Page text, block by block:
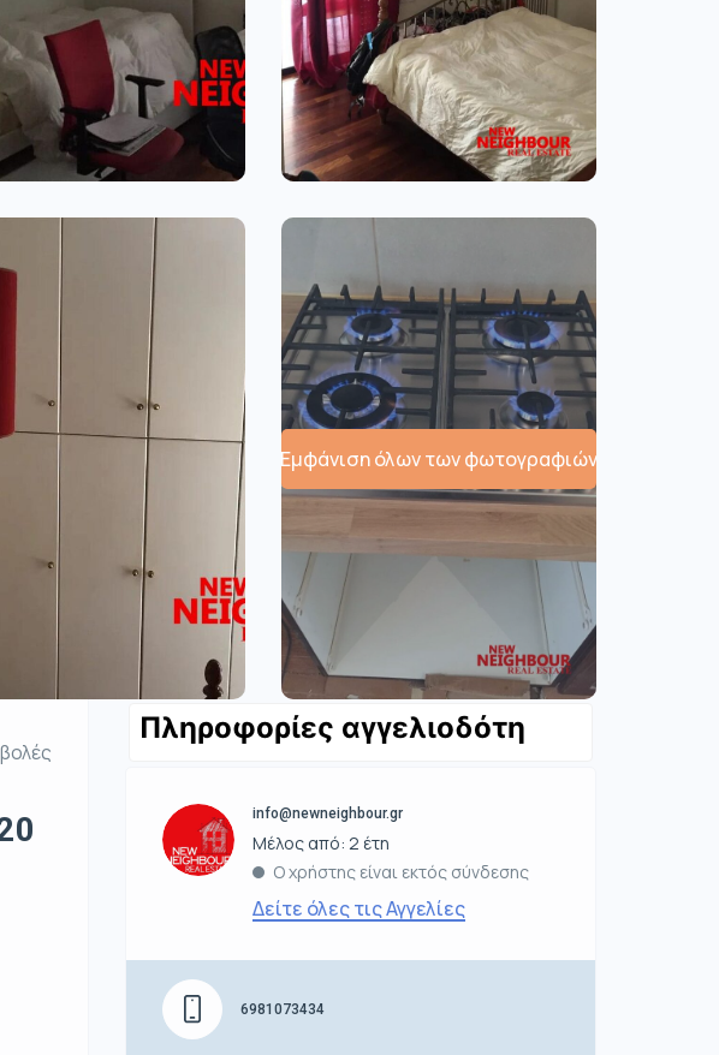
Εμφάνιση όλων των φωτογραφιών
Πληροφορίες αγγελιοδότη
info@newneighbour.gr
Μέλος από: 2 έτη
Ο χρήστης είναι εκτός σύνδεσης
Δείτε όλες τις Αγγελίες
6981073434